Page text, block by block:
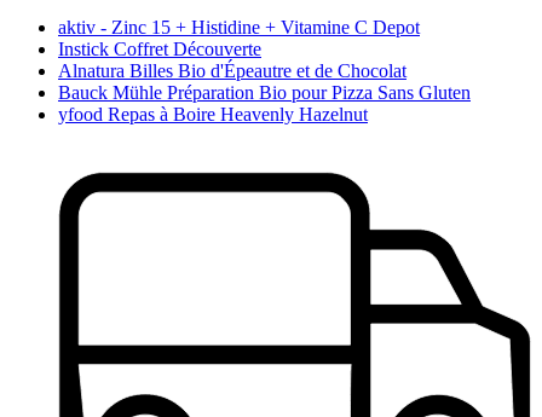
aktiv - Zinc 15 + Histidine + Vitamine C Depot
Instick Coffret Découverte
Alnatura Billes Bio d'Épeautre et de Chocolat
Bauck Mühle Préparation Bio pour Pizza Sans Gluten
yfood Repas à Boire Heavenly Hazelnut